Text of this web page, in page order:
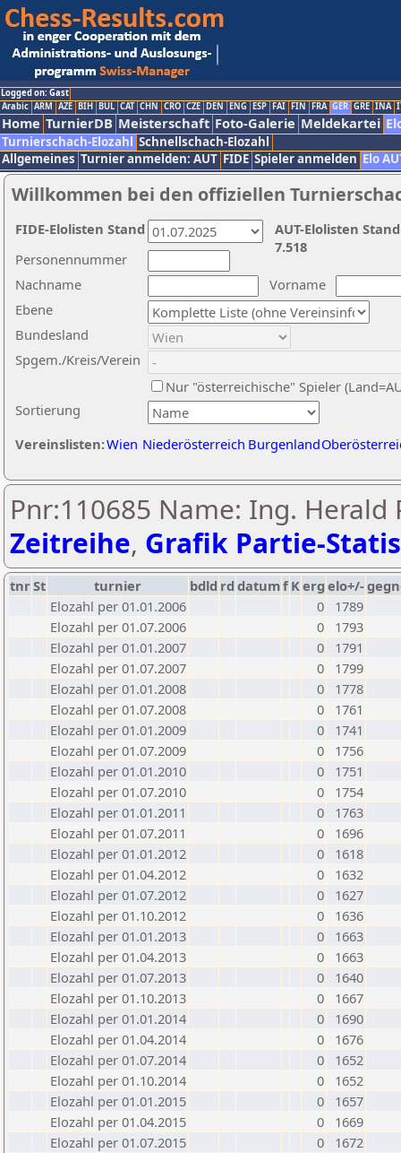
Logged on: Gast
Arabic ARM AZE BIH BUL CAT CHN CRO CZE DEN ENG ESP FAI FIN FRA GER GRE INA
Home TurnierDB Meisterschaft Foto-Galerie Meldekartei
Turnierschach-Elozahl Schnellschach-Elozahl
Allgemeines Turnier anmelden: AUT FIDE Spieler anmelden Elo
Willkommen bei den offiziellen
Nachname
Vorname
Ebene
Sortierung
Personennummer
Bundesland
Spgem./Kreis/Verein
Nur "österreichische" Spieler
Vereinslisten:Wien Niederösterreich Burgenland
AUT-Elolisten
7.518
FIDE-Elolisten Stand
Pnr:110685 Name: Ing. Herald
Zeitreihe, Grafik Partie-
tnrSt turnier bdld rd datumf Kerg elo+/-
Elozahl per 01.01.2006
0
1789
Elozahl per 01.07.2006
0
1793
Elozahl per 01.01.2007
0
1791
Elozahl per 01.07.2007
0
1799
Elozahl per 01.01.2008
0
1778
Elozahl per 01.07.2008
0
1761
Elozahl per 01.01.2009
0
1741
Elozahl per 01.07.2009
0
1756
Elozahl per 01.01.2010
0
1751
Elozahl per 01.07.2010
0
1754
Elozahl per 01.01.2011
0
1763
Elozahl per 01.07.2011
0
1696
Elozahl per 01.01.2012
0
1618
Elozahl per 01.04.2012
0
1632
Elozahl per 01.07.2012
0
1627
Elozahl per 01.10.2012
0
1636
Elozahl per 01.01.2013
0
1663
Elozahl per 01.04.2013
0
1663
Elozahl per 01.07.2013
0
1640
Elozahl per 01.10.2013
0
1667
Elozahl per 01.01.2014
0
1690
Elozahl per 01.04.2014
0
1676
Elozahl per 01.07.2014
0
1652
Elozahl per 01.10.2014
0
1652
Elozahl per 01.01.2015
0
1657
Elozahl per 01.04.2015
0
1669
Elozahl per 01.07.2015
0
1672